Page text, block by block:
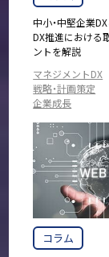
中小・中堅企業
DX推進における
ントを解説
マネジメントDX
戦略・計画策定
企業成長
コラム